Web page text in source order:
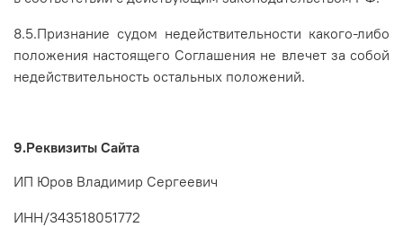
8.5.Признание судом недействительности какого-либо
положения настоящего Соглашения не влечет за собой
недействительность остальных положений.
9.Реквизиты Сайта
ИП Юров Владимир Сергеевич
ИНН/343518051772